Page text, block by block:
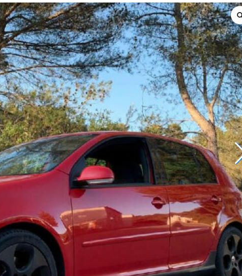
de
collection
Annonces
Hors-
séries
Fonds
d’écran
Search